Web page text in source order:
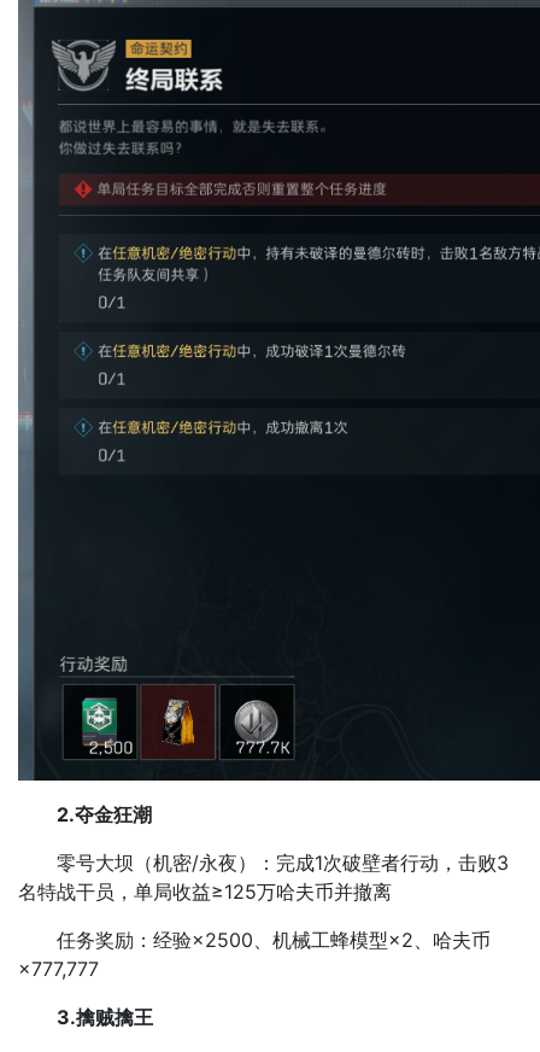
2.夺金狂潮
零号大坝（机密/永夜）：完成1次破壁者行动，击败3
名特战干员，单局收益≥125万哈夫币并撤离
任务奖励：经验×2500、机械工蜂模型×2、哈夫币
×777,777
3.擒贼擒王